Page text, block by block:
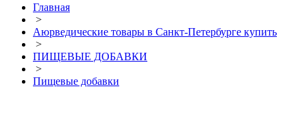
Главная
>
Аюрведические товары в Санкт-Петербурге купить
>
ПИЩЕВЫЕ ДОБАВКИ
>
Пищевые добавки